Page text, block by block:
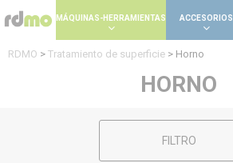
MÁQUINAS-HERRAMIENTAS ACCESORIOS
RDMO > Tratamiento de superficie > Horno
HORNO
FILTRO